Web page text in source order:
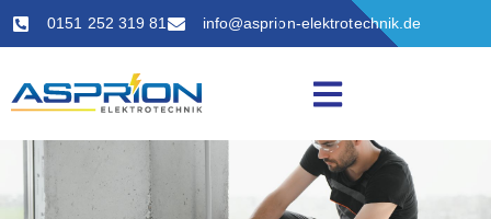
0151 252 319 81 info@asprion-elektrotechnik.de